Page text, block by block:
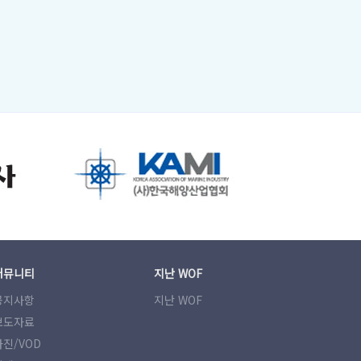
뮤니티
지사항
도자료
진/VOD
지난 WOF
지난 WOF